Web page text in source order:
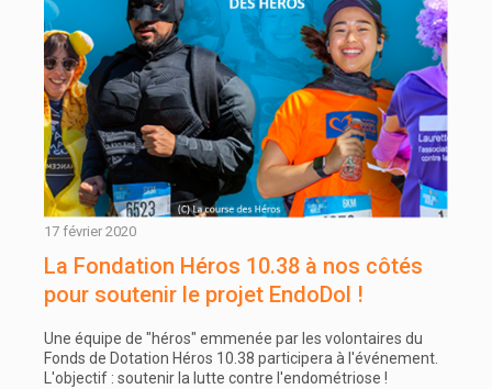
17 février 2020
La Fondation Héros 10.38 à nos côtés
pour soutenir le projet EndoDol !
Une équipe de "héros" emmenée par les volontaires du
Fonds de Dotation Héros 10.38 participera à l'événement.
L'objectif : soutenir la lutte contre l'endométriose !